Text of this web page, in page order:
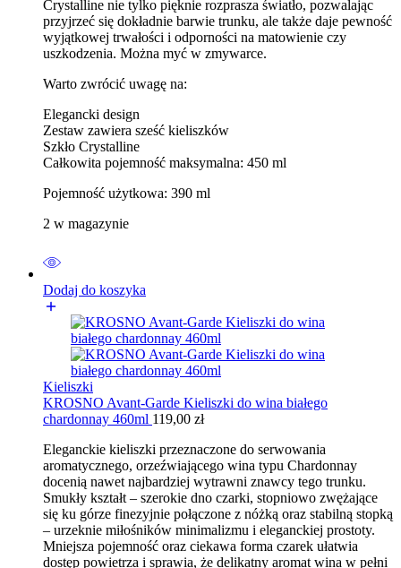
Crystalline nie tylko pięknie rozprasza światło, pozwalając
przyjrzeć się dokładnie barwie trunku, ale także daje pewność
wyjątkowej trwałości i odporności na matowienie czy
uszkodzenia. Można myć w zmywarce.
Warto zwrócić uwagę na:
Elegancki design
Zestaw zawiera sześć kieliszków
Szkło Crystalline
Całkowita pojemność maksymalna: 450 ml
Pojemność użytkowa: 390 ml
2 w magazynie
Dodaj do koszyka
Kieliszki
KROSNO Avant-Garde Kieliszki do wina białego
chardonnay 460ml 119,00 zł
Eleganckie kieliszki przeznaczone do serwowania
aromatycznego, orzeźwiającego wina typu Chardonnay
docenią nawet najbardziej wytrawni znawcy tego trunku.
Smukły kształt – szerokie dno czarki, stopniowo zwężające
się ku górze finezyjnie połączone z nóżką oraz stabilną stopką
– urzeknie miłośników minimalizmu i eleganckiej prostoty.
Mniejsza pojemność oraz ciekawa forma czarek ułatwia
dostęp powietrza i sprawia, że delikatny aromat wina w pełni